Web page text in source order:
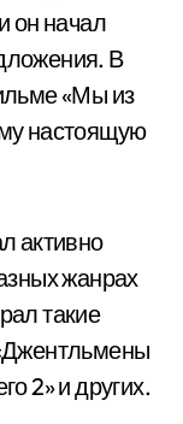
он начал
В
«Мы из
настоящую
активно
жанрах
такие
2» и других.